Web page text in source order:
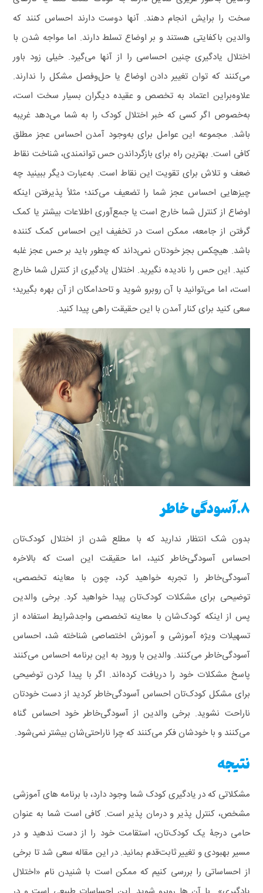
سخت را برایش انجام دهند. آنها دوست دارند احساس کنند که
والدین باکفایتی هستند و بر اوضاع تسلط دارند. اما مواجه شدن با
اختلال یادگیری چنین احساسی را از آنها می‌گیرد. خیلی زود باور
می‌کنند که توان تغییر دادن اوضاع یا حل‌وفصل مشکل را ندارند.
علاوه‌براین اعتماد به تخصص و عقیده دیگران بسیار سخت است،
به‌خصوص اگر کسی که خبر اختلال کودک را به شما می‌دهد غریبه
باشد. مجموعه این عوامل برای به‌وجود آمدن احساس عجز مطلق
کافی است. بهترین راه برای بازگرداندن حس توانمندی، شناخت نقاط
ضعف و تلاش برای تقویت این نقاط است. به‌عبارت دیگر ببینید چه
چیزهایی احساس عجز شما را تضعیف می‌کند؛ مثلاً پذیرفتن اینکه
اوضاع از کنترل شما خارج است یا جمع‌آوری اطلاعات بیشتر یا کمک
گرفتن از جامعه، ممکن است در تخفیف این احساس کمک کننده
باشد. هیچکس بجز خودتان نمی‌داند که چطور باید بر حس عجز غلبه
کنید. این حس را نادیده نگیرید. اختلال یادگیری از کنترل شما خارج
است، اما می‌توانید با آن روبرو شوید و تاحدامکان از آن بهره بگیرید؛
سعی کنید برای کنار آمدن با این حقیقت راهی پیدا کنید.
8.آسودگی خاطر
بدون شک انتظار ندارید که با مطلع شدن از اختلال کودک‌تان
احساس آسودگی‌خاطر کنید، اما حقیقت این است که بالاخره
آسودگی‌خاطر را تجربه خواهید کرد، چون با معاینه تخصصی،
توضیحی برای مشکلات کودک‌تان پیدا خواهید کرد. برخی والدین
پس از اینکه کودک‌شان با معاینه تخصصی واجدشرایط استفاده از
تسهیلات ویژه آموزشی و آموزش اختصاصی شناخته شد، احساس
آسودگی‌خاطر می‌کنند. والدین با ورود به این برنامه احساس می‌کنند
پاسخ مشکلات خود را دریافت کرده‌اند. اگر با پیدا کردن توضیحی
برای مشکل کودک‌تان احساس آسودگی‌خاطر کردید از دست خودتان
ناراحت نشوید. برخی والدین از آسودگی‌خاطر خود احساس گناه
می‌کنند و با خودشان فکر می‌کنند که چرا ناراحتی‌شان بیشتر نمی‌شود.
نتیجه
مشکلاتی که در یادگیری کودک شما وجود دارد، با برنامه های آموزشی
مشخص، کنترل پذیر و درمان پذیر است. کافی است شما به عنوان
حامی درجۀ یک کودک‌تان، استقامت خود را از دست ندهید و در
مسیر بهبودی و تغییر ثابت‌قدم بمانید. در این مقاله سعی شد تا برخی
از احساساتی را بررسی کنیم که ممکن است با شنیدن نام «اختلال